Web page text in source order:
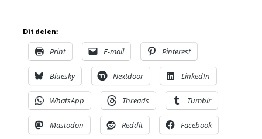
Dit delen:
Print E-mail Pinterest
Bluesky Nextdoor LinkedIn
WhatsApp Threads Tumblr
Mastodon Reddit Facebook